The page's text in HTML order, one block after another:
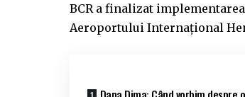
BCR a finalizat
Aeroportului Internațional